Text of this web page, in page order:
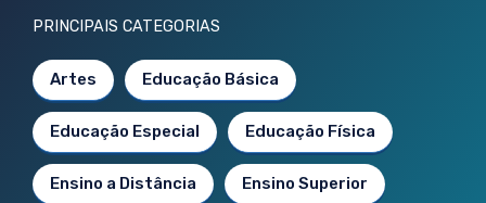
PRINCIPAIS CATEGORIAS
Artes Educação Básica
Educação Especial Educação Física
Ensino a Distância Ensino Superior